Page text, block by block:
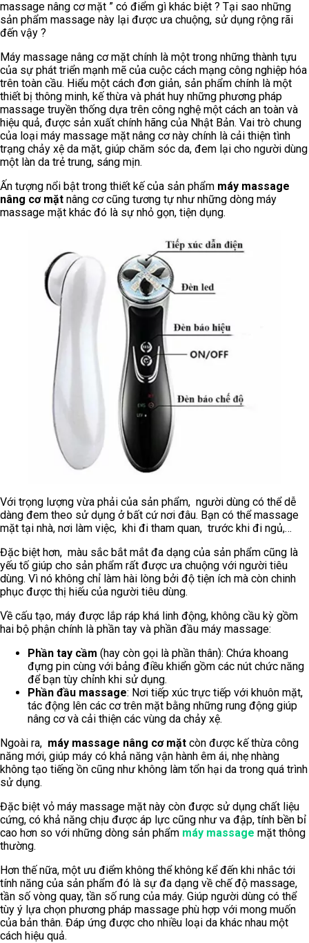
massage nâng cơ mặt ” có điểm gì khác biệt ? Tại sao những
sản phẩm massage này lại được ưa chuộng, sử dụng rộng rãi
đến vậy ?
Máy massage nâng cơ mặt chính là một trong những thành tựu
của sự phát triển mạnh mẽ của cuộc cách mạng công nghiệp hóa
trên toàn cầu. Hiểu một cách đơn giản, sản phẩm chính là một
thiết bị thông minh, kế thừa và phát huy những phương pháp
massage truyền thống dựa trên công nghệ một cách an toàn và
hiệu quả, được sản xuất chính hãng của Nhật Bản. Vai trò chung
của loại máy massage mặt nâng cơ này chính là cải thiện tình
trạng chảy xệ da mặt, giúp chăm sóc da, đem lại cho người dùng
một làn da trẻ trung, sáng mịn.
Ấn tượng nổi bật trong thiết kế của sản phẩm máy massage
nâng cơ mặt nâng cơ cũng tương tự như những dòng máy
massage mặt khác đó là sự nhỏ gọn, tiện dụng.
Với trọng lượng vừa phải của sản phẩm, người dùng có thể dễ
dàng đem theo sử dụng ở bất cứ nơi đâu. Bạn có thể massage
mặt tại nhà, nơi làm việc, khi đi tham quan, trước khi đi ngủ,…
Đặc biệt hơn, màu sắc bắt mắt đa dạng của sản phẩm cũng là
yếu tố giúp cho sản phẩm rất được ưa chuộng với người tiêu
dùng. Vì nó không chỉ làm hài lòng bởi độ tiện ích mà còn chinh
phục được thị hiếu của người tiêu dùng.
Về cấu tạo, máy được lắp ráp khá linh động, không cầu kỳ gồm
hai bộ phận chính là phần tay và phần đầu máy massage:
Phần tay cầm (hay còn gọi là phần thân): Chứa khoang
đựng pin cùng với bảng điều khiển gồm các nút chức năng
để bạn tùy chỉnh khi sử dụng.
Phần đầu massage: Nơi tiếp xúc trực tiếp với khuôn mặt,
tác động lên các cơ trên mặt bằng những rung động giúp
nâng cơ và cải thiện các vùng da chảy xệ.
Ngoài ra, máy massage nâng cơ mặt còn được kế thừa công
năng mới, giúp máy có khả năng vận hành êm ái, nhẹ nhàng
không tạo tiếng ồn cũng như không làm tổn hại da trong quá trình
sử dụng.
Đặc biệt vỏ máy massage mặt này còn được sử dụng chất liệu
cứng, có khả năng chịu được áp lực cũng như va đập, tính bền bỉ
cao hơn so với những dòng sản phẩm máy massage mặt thông
thường.
Hơn thế nữa, một ưu điểm không thể không kể đến khi nhắc tới
tính năng của sản phẩm đó là sự đa dạng về chế độ massage,
tần số vòng quay, tần số rung của máy. Giúp người dùng có thể
tùy ý lựa chọn phương pháp massage phù hợp với mong muốn
của bản thân. Đáp ứng được cho nhiều loại da khác nhau một
cách hiệu quả.